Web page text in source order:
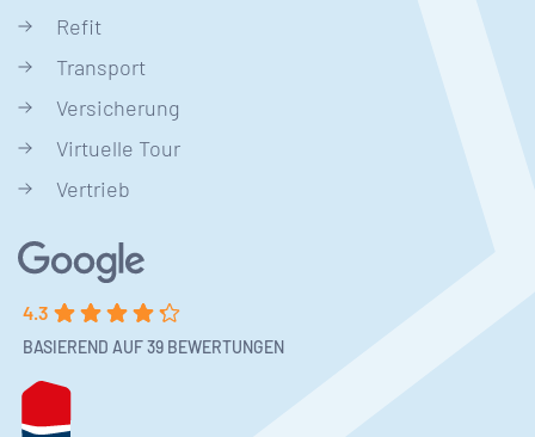
Refit
Transport
Versicherung
Virtuelle Tour
Vertrieb
4.3
BASIEREND AUF 39 BEWERTUNGEN